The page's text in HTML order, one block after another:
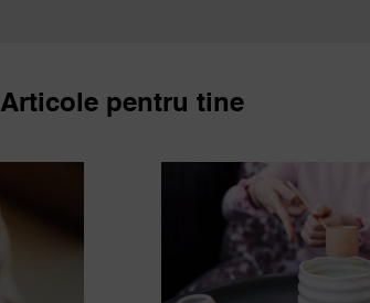
Articole pentru tine